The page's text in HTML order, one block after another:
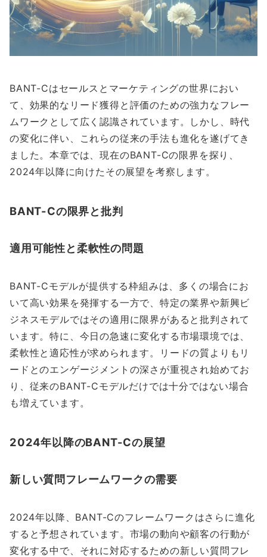
BANT-Cはセールスとマーケティングの世界におい
て、効果的なリード獲得と評価のための強力なフレー
ムワークとして広く認識されています。しかし、時代
の変化に伴い、これらの従来の手法も進化を遂げてき
ました。本章では、現在のBANT-Cの限界を探り、
2024年以降に向けたその展望を考察します。
BANT-Cの限界と批判
適用可能性と柔軟性の問題
BANT-Cモデルが提供する枠組みは、多くの場合にお
いて高い効果を発揮する一方で、特定の業界や新興ビ
ジネスモデルではその適用に限界があると批判されて
います。特に、今日の急速に変化する市場環境では、
柔軟性と適応性が求められます。リードの質よりもリ
ードとのエンゲージメントの深さが重視され始めてお
り、従来のBANT-Cモデルだけでは十分ではない場合
も増えています。
2024年以降のBANT-Cの展望
新しい質問フレームワークの需要
2024年以降、BANT-Cのフレームワークはさらに進化
すると予想されています。市場の動向や顧客の行動が
変化する中で、それに対応するための新しい質問フレ